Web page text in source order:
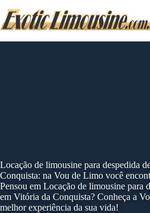
to
content
Locação de limousine para despedida
Conquista: na Vou de Limo você
Pensou em Locação de limousine para
em Vitória da Conquista? Conheça a
melhor experiência da sua vida!